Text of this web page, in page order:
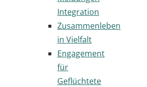
Integration
Zusammenleben
in Vielfalt
Engagement
für
Geflüchtete